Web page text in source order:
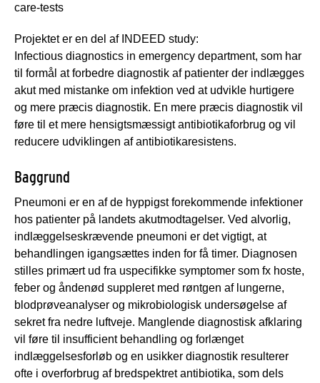
care-tests
Projektet er en del af INDEED study:
Infectious diagnostics in emergency department, som har
til formål at forbedre diagnostik af patienter der indlægges
akut med mistanke om infektion ved at udvikle hurtigere
og mere præcis diagnostik. En mere præcis diagnostik vil
føre til et mere hensigtsmæssigt antibiotikaforbrug og vil
reducere udviklingen af antibiotikaresistens.
Baggrund
Pneumoni er en af de hyppigst forekommende infektioner
hos patienter på landets akutmodtagelser. Ved alvorlig,
indlæggelseskrævende pneumoni er det vigtigt, at
behandlingen igangsættes inden for få timer. Diagnosen
stilles primært ud fra uspecifikke symptomer som fx hoste,
feber og åndenød suppleret med røntgen af lungerne,
blodprøveanalyser og mikrobiologisk undersøgelse af
sekret fra nedre luftveje. Manglende diagnostisk afklaring
vil føre til insufficient behandling og forlænget
indlæggelsesforløb og en usikker diagnostik resulterer
ofte i overforbrug af bredspektret antibiotika, som dels